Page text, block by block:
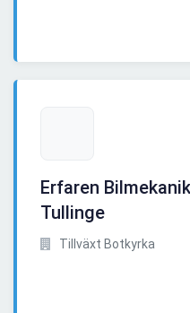
Erfaren
Tullinge
Tillväxt Botkyrka